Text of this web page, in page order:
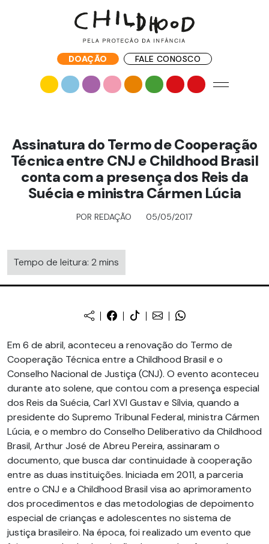
DOAÇÃO FALE CONOSCO
Assinatura do Termo de Cooperação
Técnica entre CNJ e Childhood Brasil
conta com a presença dos Reis da
Suécia e ministra Cármen Lúcia
POR REDAÇÃO 05/05/2017
Tempo de leitura: 2 mins
Em 6 de abril, aconteceu a renovação do Termo de
Cooperação Técnica entre a Childhood Brasil e o
Conselho Nacional de Justiça (CNJ). O evento aconteceu
durante ato solene, que contou com a presença especial
dos Reis da Suécia, Carl XVI Gustav e Sílvia, quando a
presidente do Supremo Tribunal Federal, ministra Cármen
Lúcia, e o membro do Conselho Deliberativo da Childhood
Brasil, Arthur José de Abreu Pereira, assinaram o
documento, que busca dar continuidade à cooperação
entre as duas instituições. Iniciada em 2011, a parceria
entre o CNJ e a Childhood Brasil visa ao aprimoramento
dos procedimentos e das metodologias de depoimento
especial de crianças e adolescentes no sistema de
justiça brasileiro. Na época, foi realizado um evento que